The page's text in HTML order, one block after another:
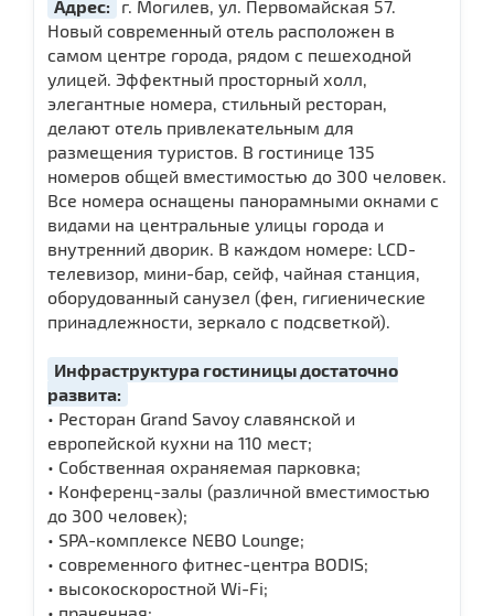
Адрес:
г. Могилев, ул. Первомайская 57.
Новый современный отель расположен в
самом центре города, рядом с пешеходной
улицей. Эффектный просторный холл,
элегантные номера, стильный ресторан,
делают отель привлекательным для
размещения туристов. В гостинице 135
номеров общей вместимостью до 300 человек.
Все номера оснащены панорамными окнами с
видами на центральные улицы города и
внутренний дворик. В каждом номере: LCD-
телевизор, мини-бар, сейф, чайная станция,
оборудованный санузел (фен, гигиенические
принадлежности, зеркало с подсветкой).
Инфраструктура гостиницы достаточно
развита:
• Ресторан Grand Savoy славянской и
европейской кухни на 110 мест;
• Собственная охраняемая парковка;
• Конференц-залы (различной вместимостью
до 300 человек);
• SPA-комплексе NEBO Lounge;
• современного фитнес-центра BODIS;
• высокоскоростной Wi-Fi;
• прачечная;